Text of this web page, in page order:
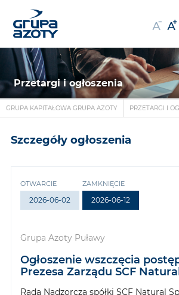
Przetargi i ogłoszenia
GRUPA KAPITAŁOWA GRUPA AZOTY PRZETARGI I
Szczegóły ogłoszenia
OTWARCIE
2026-06-02
ZAMKNIĘCIE
2026-06-12
Grupa Azoty Puławy
Ogłoszenie wszczęcia
Prezesa Zarządu SCF
Rada Nadzorcza spółki SCF Natural